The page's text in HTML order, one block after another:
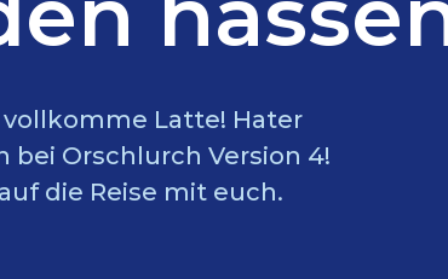
vollkomme Latte! Hater
Orschlurch Version 4!
die Reise mit euch.